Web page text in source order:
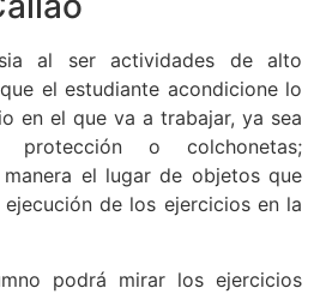
al ser actividades de alto
el estudiante acondicione lo
en el que va a trabajar, ya sea
protección o colchonetas;
el lugar de objetos que
de los ejercicios en la
podrá mirar los ejercicios